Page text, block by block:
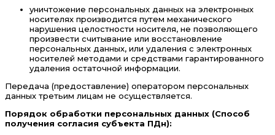
уничтожение персональных данных на электронных
носителях производится путем механического
нарушения целостности носителя, не позволяющего
произвести считывание или восстановление
персональных данных, или удаления с электронных
носителей методами и средствами гарантированного
удаления остаточной информации.
Передача (предоставление) оператором персональных
данных третьим лицам не осуществляется.
Порядок обработки персональных данных (Способ
получения согласия субъекта ПДн):